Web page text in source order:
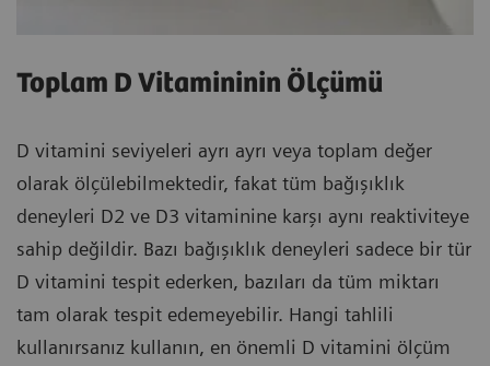
Toplam D Vitamininin Ölçümü
D vitamini seviyeleri ayrı ayrı veya toplam değer
olarak ölçülebilmektedir, fakat tüm bağışıklık
deneyleri D2 ve D3 vitaminine karşı aynı reaktiviteye
sahip değildir. Bazı bağışıklık deneyleri sadece bir tür
D vitamini tespit ederken, bazıları da tüm miktarı
tam olarak tespit edemeyebilir. Hangi tahlili
kullanırsanız kullanın, en önemli D vitamini ölçüm